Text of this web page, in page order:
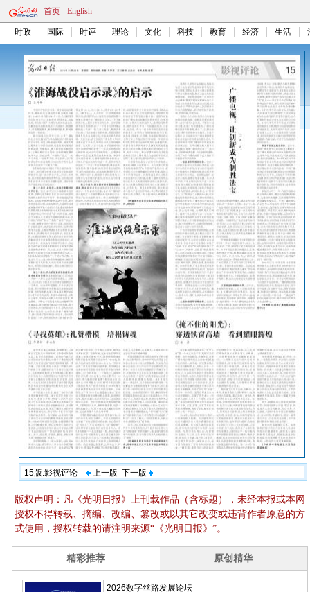
首页 English
时政 国际 时评 理论 文化 科技 教育 经济 生活
15版:影视评论 上一版 下一版
版权声明：凡《光明日报》上刊载作品（含标题），未经本报或本网
授权不得转载、摘编、改编、篡改或以其它改变或违背作者原意的方
式使用，授权转载的请注明来源“《光明日报》”。